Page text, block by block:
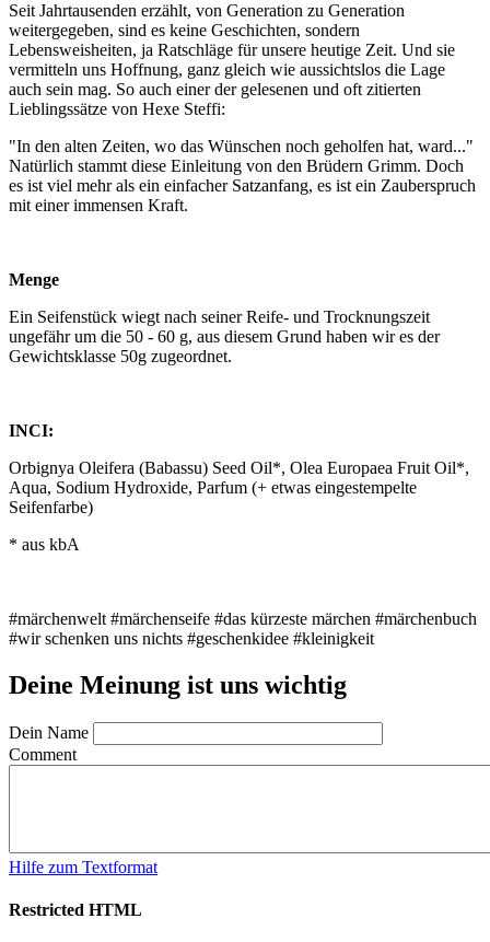
Seit Jahrtausenden erzählt, von Generation zu Generation
weitergegeben, sind es keine Geschichten, sondern
Lebensweisheiten, ja Ratschläge für unsere heutige Zeit. Und sie
vermitteln uns Hoffnung, ganz gleich wie aussichtslos die Lage
auch sein mag. So auch einer der gelesenen und oft zitierten
Lieblingssätze von Hexe Steffi:
"In den alten Zeiten, wo das Wünschen noch geholfen hat, ward..."
Natürlich stammt diese Einleitung von den Brüdern Grimm. Doch
es ist viel mehr als ein einfacher Satzanfang, es ist ein Zauberspruch
mit einer immensen Kraft.
Menge
Ein Seifenstück wiegt nach seiner Reife- und Trocknungszeit
ungefähr um die 50 - 60 g, aus diesem Grund haben wir es der
Gewichtsklasse 50g zugeordnet.
INCI:
Orbignya Oleifera (Babassu) Seed Oil*, Olea Europaea Fruit Oil*,
Aqua, Sodium Hydroxide, Parfum (+ etwas eingestempelte
Seifenfarbe)
* aus kbA
#märchenwelt #märchenseife #das kürzeste märchen #märchenbuch
#wir schenken uns nichts #geschenkidee #kleinigkeit
Deine Meinung ist uns wichtig
Dein Name
Comment
Hilfe zum Textformat
Restricted HTML